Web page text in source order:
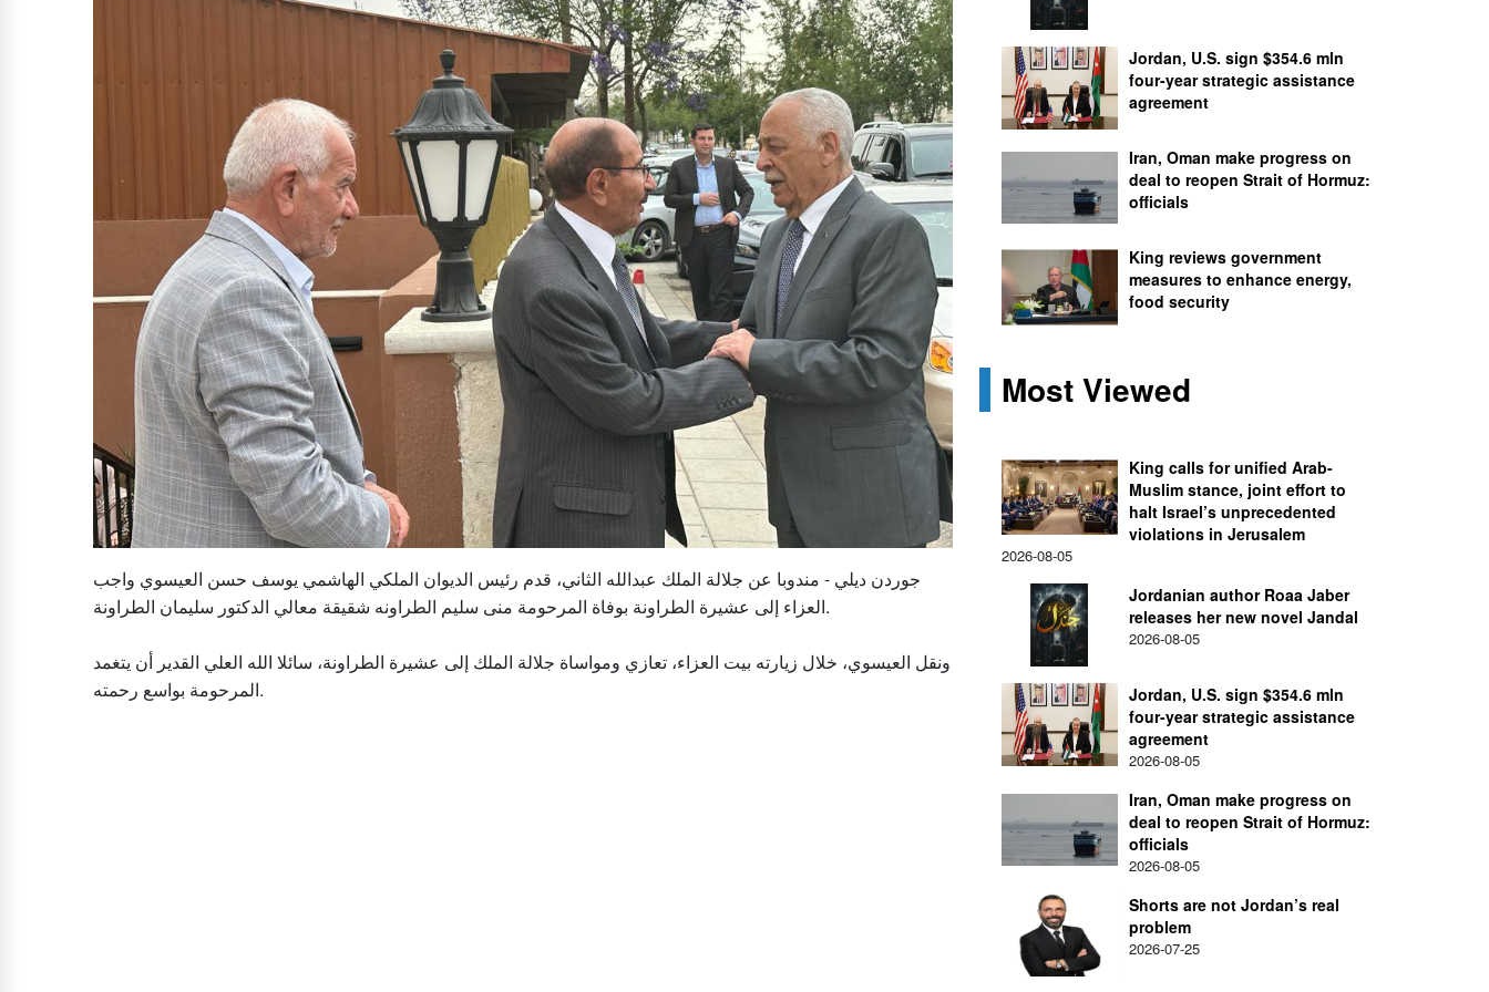
جوردن ديلي - مندوبا عن جلالة الملك عبدالله الثاني، قدم رئيس الديوان الملكي الهاشمي يوسف حسن العيسوي واجب
العزاء إلى عشيرة الطراونة بوفاة المرحومة منى سليم الطراونه شقيقة معالي الدكتور سليمان الطراونة.
ونقل العيسوي، خلال زيارته بيت العزاء، تعازي ومواساة جلالة الملك إلى عشيرة الطراونة، سائلا الله العلي القدير أن يتغمد
المرحومة بواسع رحمته.
Jordan, U.S. sign $354.6 mln
four-year strategic assistance
agreement
Iran, Oman make progress on
deal to reopen Strait of Hormuz:
officials
King reviews government
measures to enhance energy,
food security
Most Viewed
King calls for unified Arab-
Muslim stance, joint effort to
halt Israel’s unprecedented
violations in Jerusalem
2026-08-05
Jordanian author Roaa Jaber
releases her new novel Jandal
2026-08-05
Jordan, U.S. sign $354.6 mln
four-year strategic assistance
agreement
2026-08-05
Iran, Oman make progress on
deal to reopen Strait of Hormuz:
officials
2026-08-05
Shorts are not Jordan’s real
problem
2026-07-25